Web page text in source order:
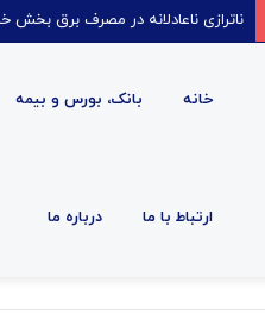
ناترازی ناعادلانه در مصرف برق بخش
خانه بانک، بورس و بیمه
ارتباط با ما درباره ما